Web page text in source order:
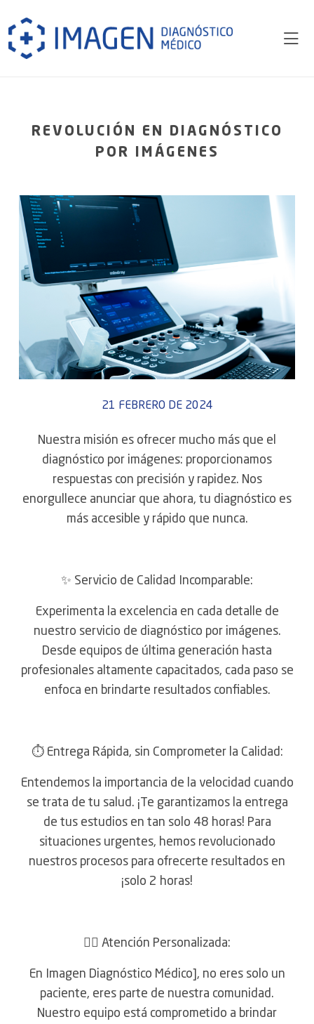
REVOLUCIÓN EN DIAGNÓSTICO
POR IMÁGENES
21 FEBRERO DE 2024
Nuestra misión es ofrecer mucho más que el
diagnóstico por imágenes: proporcionamos
respuestas con precisión y rapidez. Nos
enorgullece anunciar que ahora, tu diagnóstico es
más accesible y rápido que nunca.
✨ Servicio de Calidad Incomparable:
Experimenta la excelencia en cada detalle de
nuestro servicio de diagnóstico por imágenes.
Desde equipos de última generación hasta
profesionales altamente capacitados, cada paso se
enfoca en brindarte resultados confiables.
⏱️ Entrega Rápida, sin Comprometer la Calidad:
Entendemos la importancia de la velocidad cuando
se trata de tu salud. ¡Te garantizamos la entrega
de tus estudios en tan solo 48 horas! Para
situaciones urgentes, hemos revolucionado
nuestros procesos para ofrecerte resultados en
¡solo 2 horas!
👩‍⚕️ Atención Personalizada:
En Imagen Diagnóstico Médico], no eres solo un
paciente, eres parte de nuestra comunidad.
Nuestro equipo está comprometido a brindar